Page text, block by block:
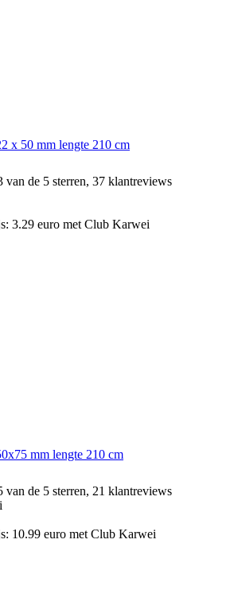
x 50 mm lengte 210 cm
van de 5 sterren, 37 klantreviews
3.29 euro met Club Karwei
mm lengte 210 cm
van de 5 sterren, 21 klantreviews
10.99 euro met Club Karwei